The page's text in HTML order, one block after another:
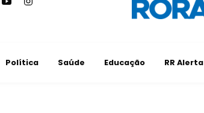
Política Saúde Educação RR Alerta